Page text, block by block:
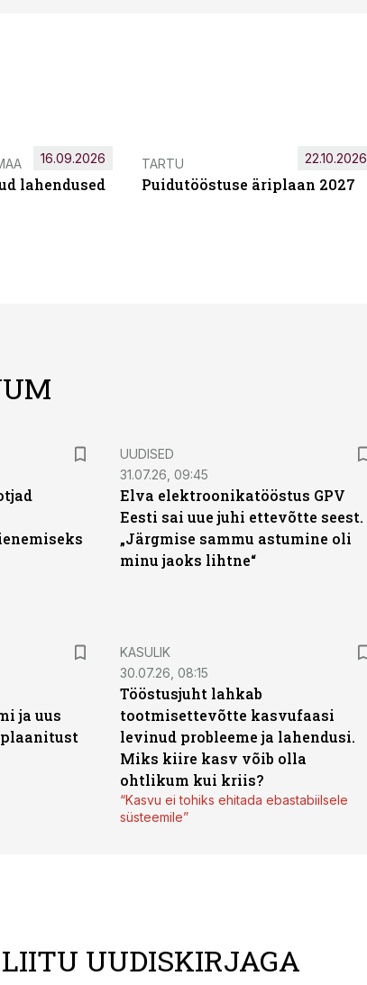
lahendused
16.09.2026 TARTU
Puidutööstuse äriplaan 2027
22.10.2026
UUDISED
31.07.26, 09:45
Elva elektroonikatööstus GPV
Eesti sai uue juhi ettevõtte seest.
„Järgmise sammu astumine oli
minu jaoks lihtne“
ja uus
KASULIK
30.07.26, 08:15
Tööstusjuht lahkab
tootmisettevõtte kasvufaasi
levinud probleeme ja lahendusi.
Miks kiire kasv võib olla
ohtlikum kui kriis?
“Kasvu ei tohiks ehitada ebastabiilsele
süsteemile”
LIITU UUDISKIRJAGA